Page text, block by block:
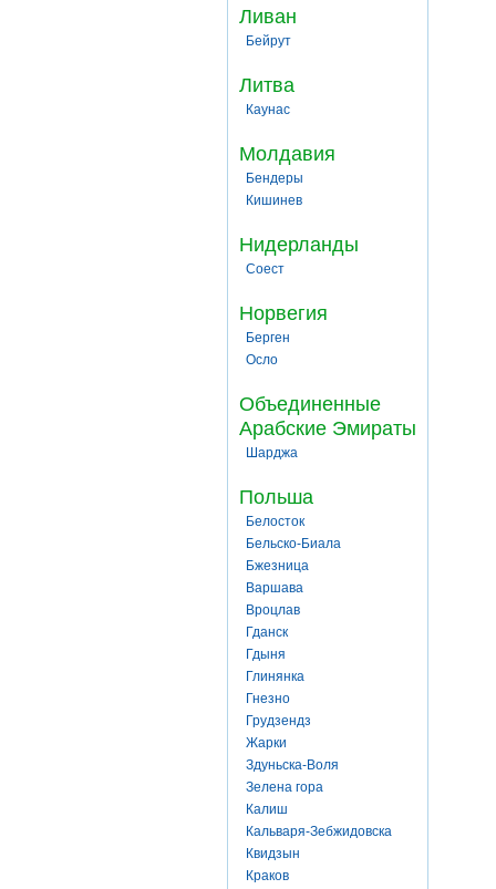
Ливан
Бейрут
Литва
Каунас
Молдавия
Бендеры
Кишинев
Нидерланды
Соест
Норвегия
Берген
Осло
Объединенные
Арабские Эмираты
Шарджа
Польша
Белосток
Бельско-Биала
Бжезница
Варшава
Вроцлав
Гданск
Гдыня
Глинянка
Гнезно
Грудзендз
Жарки
Здуньска-Воля
Зелена гора
Калиш
Кальваря-Зебжидовска
Квидзын
Краков